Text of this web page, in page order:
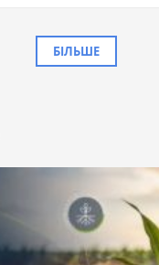
БІЛЬШЕ